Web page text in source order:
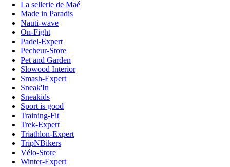
La sellerie de Maé
Made in Paradis
Nauti-wave
On-Fight
Padel-Expert
Pecheur-Store
Pet and Garden
Slowood Interior
Smash-Expert
Sneak'In
Sneakids
Sport is good
Training-Fit
Trek-Expert
Triathlon-Expert
TripNBikers
Vélo-Store
Winter-Expert